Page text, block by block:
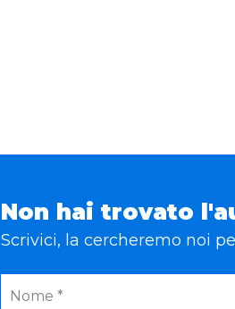
Non hai trovato
Scrivici, la cercheremo noi